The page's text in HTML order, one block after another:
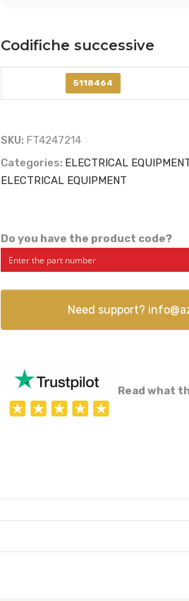
Codifiche successive
5118464
SKU: FT4247214
Categories: ELECTRICAL
ELECTRICAL EQUIPMENT
Do you have the product code?
Need support?
Read what